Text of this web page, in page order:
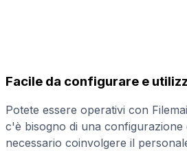
Facile da configurare e
Potete essere operativi con
c'è bisogno di una configurazione
necessario coinvolgere il